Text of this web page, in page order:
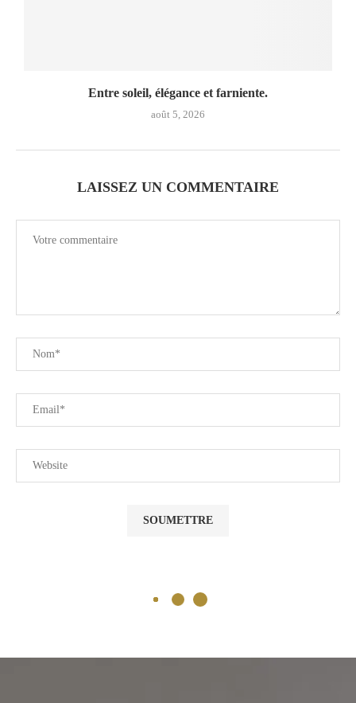
Entre soleil, élégance et farniente.
août 5, 2026
LAISSEZ UN COMMENTAIRE